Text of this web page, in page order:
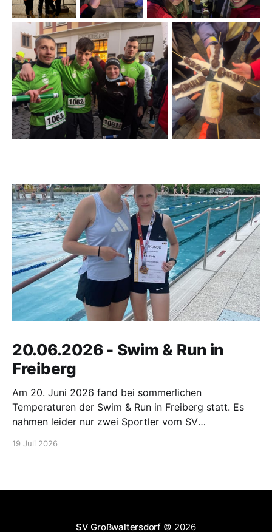
20.06.2026 - Swim & Run in
Freiberg
Am 20. Juni 2026 fand bei sommerlichen
Temperaturen der Swim & Run in Freiberg statt. Es
nahmen leider nur zwei Sportler vom SV
Morgenstern musste 100 m schwimmen und 2 km
19 Juli 2026
SV Großwaltersdorf© 2026